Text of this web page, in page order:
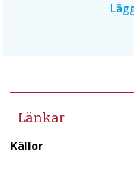
Länkar
Källor